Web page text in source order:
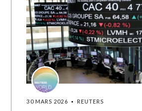
30 MARS 2026 REUTERS